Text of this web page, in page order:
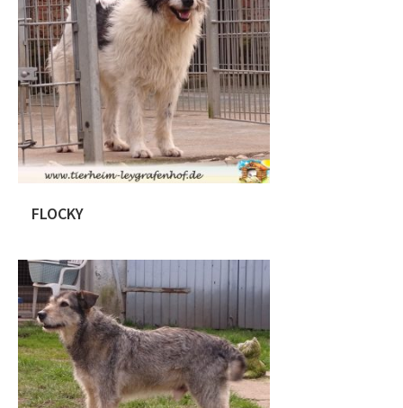
Frauchen krank wurde. Da Timmy
mindestens 10 Jahre keinen Tierarzt
mehr besuchte hatte, war dies unser
erster Weg mit dem kleinen Mann. Er
bekam alle nötigen Impfungen und es
wurde auch […]
FLOCKY
Rumänien. Der junge Rüde wird auf ca.
1,5 Jahre geschätzt. Unser Radu
konnte die Fellnase spät abends
während der Arbeit sichern. Der
Jungspund ist noch etwas schüchtern,
aber zeigt bereits jetzt Ansätze das er
zwischen durch mal relaxen kann.
Flocky wartet bei uns auf seine neue